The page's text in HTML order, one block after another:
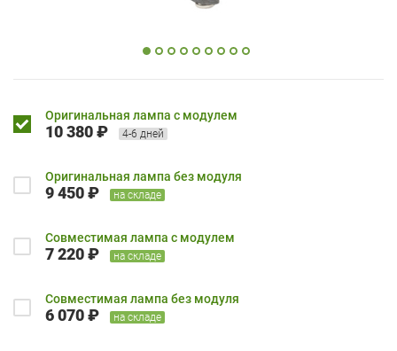
Оригинальная лампа с модулем
10 380 ₽ 4-6 дней
Оригинальная лампа без модуля
9 450 ₽ на складе
Совместимая лампа с модулем
7 220 ₽ на складе
Совместимая лампа без модуля
6 070 ₽ на складе